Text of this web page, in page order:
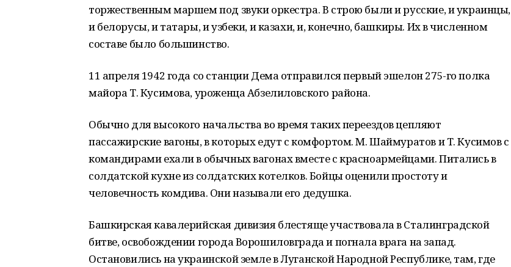
торжественным маршем под звуки оркестра. В строю были и русские, и украинцы,
и белорусы, и татары, и узбеки, и казахи, и, конечно, башкиры. Их в численном
составе было большинство.
11 апреля 1942 года со станции Дема отправился первый эшелон 275-го полка
майора Т. Кусимова, уроженца Абзелиловского района.
Обычно для высокого начальства во время таких переездов цепляют
пассажирские вагоны, в которых едут с комфортом. М. Шаймуратов и Т. Кусимов с
командирами ехали в обычных вагонах вместе с красноармейцами. Питались в
солдатской кухне из солдатских котелков. Бойцы оценили простоту и
человечность комдива. Они называли его дедушка.
Башкирская кавалерийская дивизия блестяще участвовала в Сталинградской
битве, освобождении города Ворошиловграда и погнала врага на запад.
Остановились на украинской земле в Луганской Народной Республике, там, где